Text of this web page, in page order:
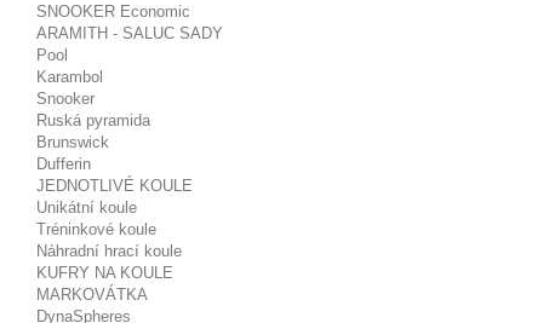
SNOOKER Economic
ARAMITH - SALUC SADY
Pool
Karambol
Snooker
Ruská pyramida
Brunswick
Dufferin
JEDNOTLIVÉ KOULE
Unikátní koule
Tréninkové koule
Náhradní hrací koule
KUFRY NA KOULE
MARKOVÁTKA
DynaSpheres